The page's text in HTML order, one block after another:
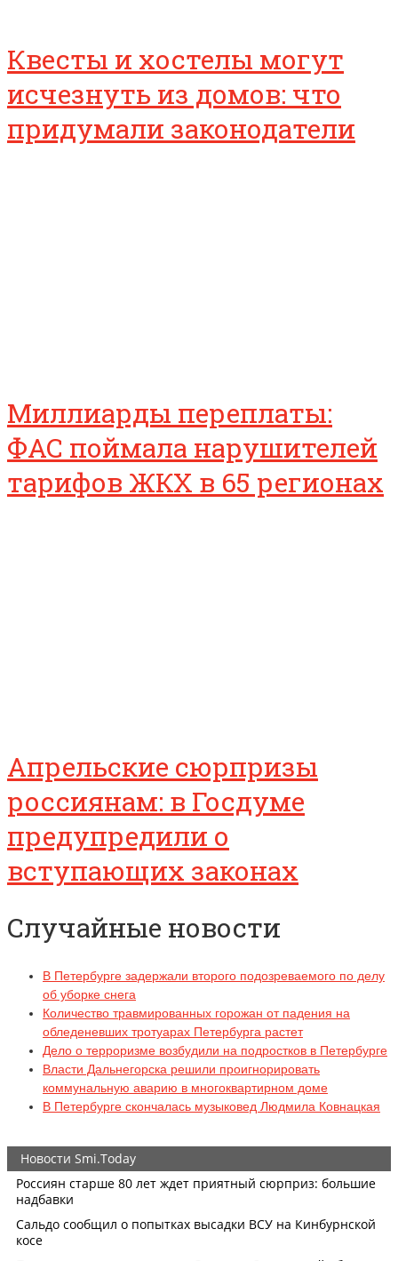
Квесты и хостелы могут
исчезнуть из домов: что
придумали законодатели
Миллиарды переплаты:
ФАС поймала нарушителей
тарифов ЖКХ в 65 регионах
Апрельские сюрпризы
россиянам: в Госдуме
предупредили о
вступающих законах
Случайные новости
В Петербурге задержали второго подозреваемого по делу
об уборке снега
Количество травмированных горожан от падения на
обледеневших тротуарах Петербурга растет
Дело о терроризме возбудили на подростков в Петербурге
Власти Дальнегорска решили проигнорировать
коммунальную аварию в многоквартирном доме
В Петербурге скончалась музыковед Людмила Ковнацкая